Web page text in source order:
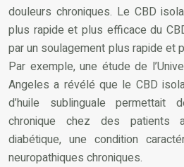
douleurs chroniques. Le CBD
plus rapide et plus efficace du
par un soulagement plus rapide et
Par exemple, une étude de
Angeles a révélé que le CBD
d’huile sublinguale permettait
chronique chez des patients
diabétique, une condition
neuropathiques chroniques.